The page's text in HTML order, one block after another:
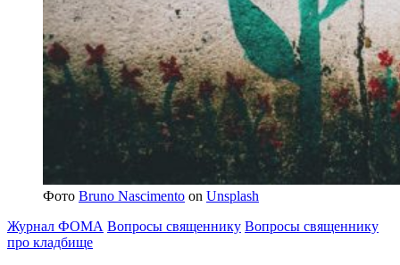
Фото Bruno Nascimento on Unsplash
Журнал ФОМА Вопросы священнику Вопросы священнику
про кладбище